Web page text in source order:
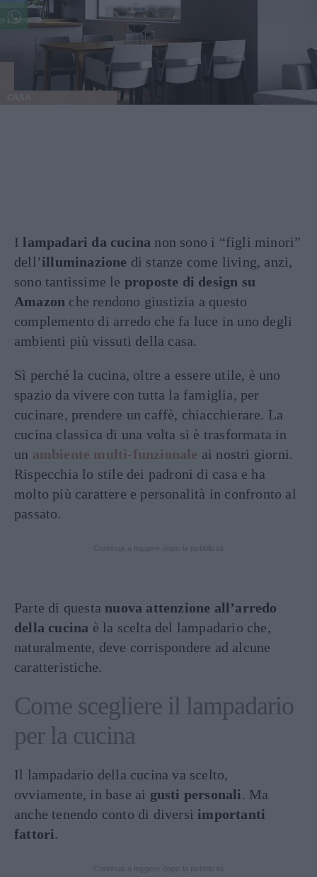
I lampadari da cucina non sono i “figli minori”
dell’illuminazione di stanze come living, anzi,
sono tantissime le proposte di design su
Amazon che rendono giustizia a questo
complemento di arredo che fa luce in uno degli
ambienti più vissuti della casa.
Sì perché la cucina, oltre a essere utile, è uno
spazio da vivere con tutta la famiglia, per
cucinare, prendere un caffè, chiacchierare. La
cucina classica di una volta si è trasformata in
un ambiente multi-funzionale ai nostri giorni.
Rispecchia lo stile dei padroni di casa e ha
molto più carattere e personalità in confronto al
passato.
Parte di questa nuova attenzione all’arredo
della cucina è la scelta del lampadario che,
naturalmente, deve corrispondere ad alcune
caratteristiche.
Come scegliere il lampadario
per la cucina
Il lampadario della cucina va scelto,
ovviamente, in base ai gusti personali. Ma
anche tenendo conto di diversi importanti
fattori.